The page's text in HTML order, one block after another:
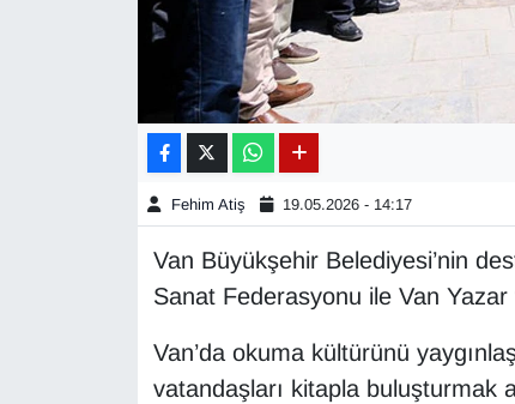
Fehim Atiş 19.05.2026 - 14:17
Van Büyükşehir Belediyesi’nin
Sanat Federasyonu ile Van
Van’da okuma kültürünü
vatandaşları kitapla buluşturmak
En çok konuşulanlar
GENEL
HABERDE İNSAN